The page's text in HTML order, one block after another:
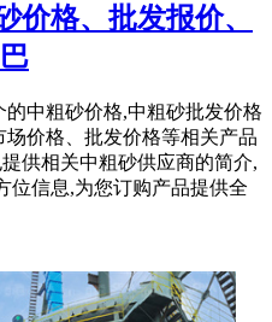
价格、批发报价、
的中粗砂价格,中粗砂批发价格
价格、批发价格等相关产品
供相关中粗砂供应商的简介,
位信息,为您订购产品提供全